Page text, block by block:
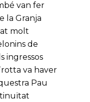
van fer
la Granja
molt
de
ingressos
va haver
Pau